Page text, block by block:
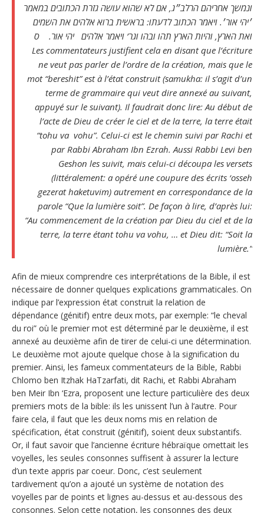
ונמשך אחריהם הרלב״ג, אם לא שהוא עושה גזרת הכתובים במאמר
׳יהי אור׳. ויאמר הכתוב לדעתו: בראשית ברוא אלהים את השמים
ואת הארץ, והיות הארץ תהו ובהו וגר’ ויאמר אלהים יהי אור. ס
Les commentateurs justifient cela en disant que l’écriture
ne veut pas parler de l’ordre de la création, mais que le
mot “bereshit” est à l’état construit (samukha: il s’agit d’un
terme de grammaire qui veut dire annexé au suivant,
appuyé sur le suivant). Il faudrait donc lire: Au début de
l’acte de Dieu de créer le ciel et de la terre, la terre était
“tohu va vohu”. Celui-ci est le chemin suivi par Rachi et
par Rabbi Abraham Ibn Ezrah. Aussi Rabbi Levi ben
Geshon les suivit, mais celui-ci découpa les versets
(littéralement: a opéré une coupure des écrits ‘osseh
gezerat haketuvim) autrement en correspondance de la
parole “Que la lumière soit”. De façon à lire, d’après lui:
“Au commencement de la création par Dieu du ciel et de la
terre, la terre étant tohu va vohu, … et Dieu dit: “Soit la
lumière.”
Afin de mieux comprendre ces interprétations de la Bible, il est
nécessaire de donner quelques explications grammaticales. On
indique par l’expression état construit la relation de
dépendance (génitif) entre deux mots, par exemple: “le cheval
du roi” où le premier mot est déterminé par le deuxième, il est
annexé au deuxième afin de tirer de celui-ci une détermination.
Le deuxième mot ajoute quelque chose à la signification du
premier. Ainsi, les fameux commentateurs de la Bible, Rabbi
Chlomo ben Itzhak HaTzarfati, dit Rachi, et Rabbi Abraham
ben Meir Ibn ‘Ezra, proposent une lecture particulière des deux
premiers mots de la bible: ils les unissent l’un à l’autre. Pour
faire cela, il faut que les deux noms mis en relation de
spécification, état construit (génitif), soient deux substantifs.
Or, il faut savoir que l’ancienne écriture hébraïque omettait les
voyelles, les seules consonnes suffisent à assurer la lecture
d’un texte appris par coeur. Donc, c’est seulement
tardivement qu’on a ajouté un système de notation des
voyelles par de points et lignes au-dessus et au-dessous des
consonnes. Selon cette notation, les consonnes des deux